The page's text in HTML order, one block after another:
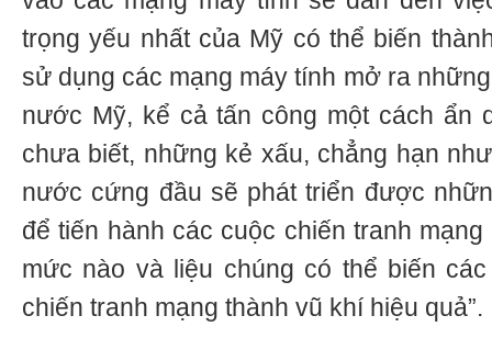
trọng yếu nhất của Mỹ có thể biến
sử dụng các mạng máy tính mở ra
nước Mỹ, kể cả tấn công một cách ẩn
chưa biết, những kẻ xấu, chẳng hạn
nước cứng đầu sẽ phát triển được
để tiến hành các cuộc chiến tranh
mức nào và liệu chúng có thể biến
chiến tranh mạng thành vũ khí hiệu quả”.